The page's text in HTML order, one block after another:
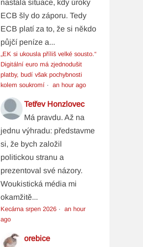
nastala situace, kdy úroky
ECB šly do záporu. Tedy
ECB platí za to, že si někdo
půjčí peníze a...
„EK si ukousla příliš velké sousto.“
Digitální euro má zjednodušit
platby, budí však pochybnosti
kolem soukromí ·an hour ago
Tetřev Honzlovec
Má pravdu. Až na
jednu výhradu: představme
si, že bych založil
politickou stranu a
prezentoval své názory.
Woukistická média mi
okamžitě...
Kecárna srpen 2026 ·an hour
ago
orebice